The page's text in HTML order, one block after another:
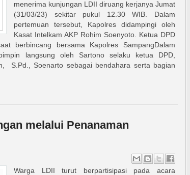
menerima kunjungan LDII diruang kerjanya Jumat
(31/03/23) sekitar pukul 12.30 WIB. Dalam
pertemuan tersebut, Kapolres didampingi oleh
Kasat Intelkam AKP Rohim Soenyoto. Ketua DPD
berbincang bersama Kapolres SampangDalam
langsung oleh Sartono selaku ketua DPD,
S.Pd., Soenarto sebagai bendahara serta bagian
melalui Penanaman
Warga LDII turut berpartisipasi pada acara